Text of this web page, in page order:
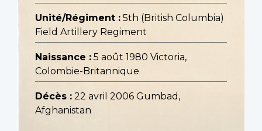
Unité/Régiment : 5th (British Columbia)
Field Artillery Regiment
Naissance : 5 août 1980 Victoria,
Colombie-Britannique
Décès : 22 avril 2006 Gumbad,
Afghanistan